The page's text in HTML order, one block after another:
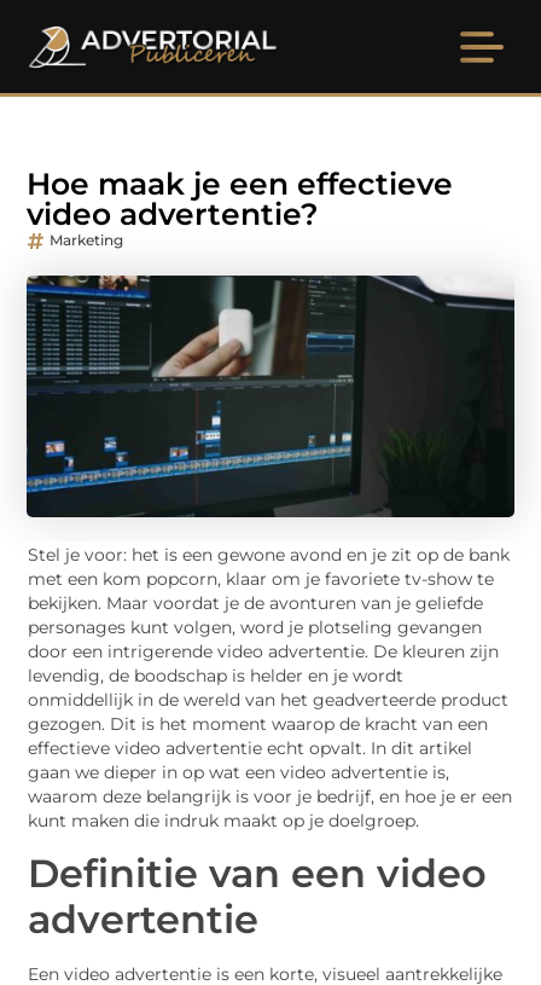
Hoe maak je een effectieve
video advertentie?
Marketing
Stel je voor: het is een gewone avond en je zit op de bank
met een kom popcorn, klaar om je favoriete tv-show te
bekijken. Maar voordat je de avonturen van je geliefde
personages kunt volgen, word je plotseling gevangen
door een intrigerende video advertentie. De kleuren zijn
levendig, de boodschap is helder en je wordt
onmiddellijk in de wereld van het geadverteerde product
gezogen. Dit is het moment waarop de kracht van een
effectieve video advertentie echt opvalt. In dit artikel
gaan we dieper in op wat een video advertentie is,
waarom deze belangrijk is voor je bedrijf, en hoe je er een
kunt maken die indruk maakt op je doelgroep.
Definitie van een video
advertentie
Een video advertentie is een korte, visueel aantrekkelijke